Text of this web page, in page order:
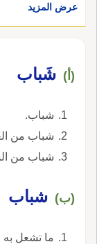
عرض المزيد
(أ) شَباب
شباب.
شباب من
شباب من
(ب) شباب
ما تشعل به